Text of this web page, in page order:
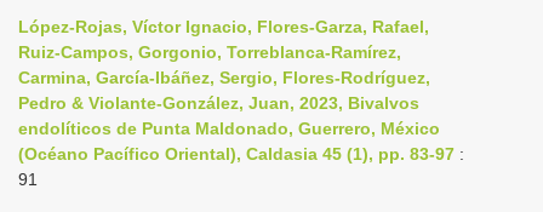
n
a
i
g
López-Rojas, Víctor Ignacio, Flores-Garza, Rafael,
Ruiz-Campos, Gorgonio, Torreblanca-Ramírez,
Carmina, García-Ibáñez, Sergio, Flores-Rodríguez,
Pedro & Violante-González, Juan, 2023, Bivalvos
endolíticos de Punta Maldonado, Guerrero, México
(Océano Pacífico Oriental), Caldasia 45 (1), pp. 83-97 :
91